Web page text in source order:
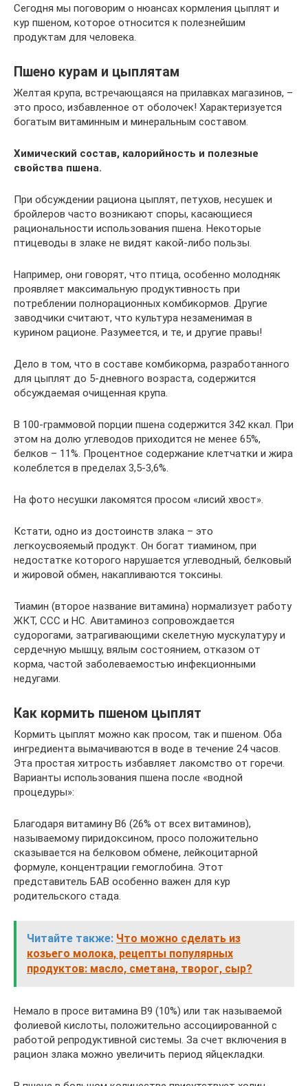
Сегодня мы поговорим о нюансах кормления цыплят и
кур пшеном, которое относится к полезнейшим
продуктам для человека.
Пшено курам и цыплятам
Желтая крупа, встречающаяся на прилавках магазинов, –
это просо, избавленное от оболочек! Характеризуется
богатым витаминным и минеральным составом.
Химический состав, калорийность и полезные
свойства пшена.
При обсуждении рациона цыплят, петухов, несушек и
бройлеров часто возникают споры, касающиеся
рациональности использования пшена. Некоторые
птицеводы в злаке не видят какой-либо пользы.
Например, они говорят, что птица, особенно молодняк
проявляет максимальную продуктивность при
потреблении полнорационных комбикормов. Другие
заводчики считают, что культура незаменимая в
курином рационе. Разумеется, и те, и другие правы!
Дело в том, что в составе комбикорма, разработанного
для цыплят до 5-дневного возраста, содержится
обсуждаемая очищенная крупа.
В 100-граммовой порции пшена содержится 342 ккал. При
этом на долю углеводов приходится не менее 65%,
белков – 11%. Процентное содержание клетчатки и жира
колеблется в пределах 3,5-3,6%.
На фото несушки лакомятся просом «лисий хвост».
Кстати, одно из достоинств злака – это
легкоусвояемый продукт. Он богат тиамином, при
недостатке которого нарушается углеводный, белковый
и жировой обмен, накапливаются токсины.
Тиамин (второе название витамина) нормализует работу
ЖКТ, ССС и НС. Авитаминоз сопровождается
судорогами, затрагивающими скелетную мускулатуру и
сердечную мышцу, вялым состоянием, отказом от
корма, частой заболеваемостью инфекционными
недугами.
Как кормить пшеном цыплят
Кормить цыплят можно как просом, так и пшеном. Оба
ингредиента вымачиваются в воде в течение 24 часов.
Эта простая хитрость избавляет лакомство от горечи.
Варианты использования пшена после «водной
процедуры»:
Благодаря витамину В6 (26% от всех витаминов),
называемому пиридоксином, просо положительно
сказывается на белковом обмене, лейкоцитарной
формуле, концентрации гемоглобина. Этот
представитель БАВ особенно важен для кур
родительского стада.
Читайте также: Что можно сделать из
козьего молока, рецепты популярных
продуктов: масло, сметана, творог, сыр?
Немало в просе витамина В9 (10%) или так называемой
фолиевой кислоты, положительно ассоциированной с
работой репродуктивной системы. За счет включения в
рацион злака можно увеличить период яйцекладки.